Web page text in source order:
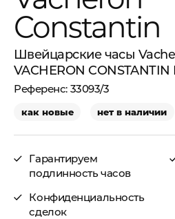
Constantin
Швейцарские часы
VACHERON
33093/3
как новые нет в наличии
Гарантируем
подлинность часов
Конфиденциальность
сделок